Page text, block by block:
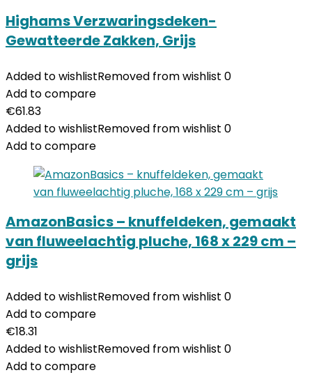
Highams Verzwaringsdeken-
Gewatteerde Zakken, Grijs
Added to wishlistRemoved from wishlist 0
Add to compare
€61.83
Added to wishlistRemoved from wishlist 0
Add to compare
AmazonBasics – knuffeldeken, gemaakt
van fluweelachtig pluche, 168 x 229 cm –
grijs
Added to wishlistRemoved from wishlist 0
Add to compare
€18.31
Added to wishlistRemoved from wishlist 0
Add to compare